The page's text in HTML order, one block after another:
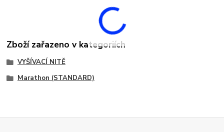
Zboží zařazeno v kategoriích
VYŠÍVACÍ NITĚ
Marathon (STANDARD)